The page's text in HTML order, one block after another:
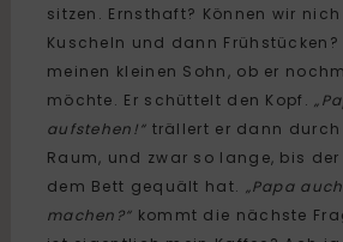
sitzen. Ernsthaft? Können wir
Kuscheln und dann
meinen kleinen Sohn, ob er
möchte. Er schüttelt den Kopf.
aufstehen!“ trällert er dann durch
Raum, und zwar so lange, bis
dem Bett gequält hat. „Papa
machen?“ kommt die nächste